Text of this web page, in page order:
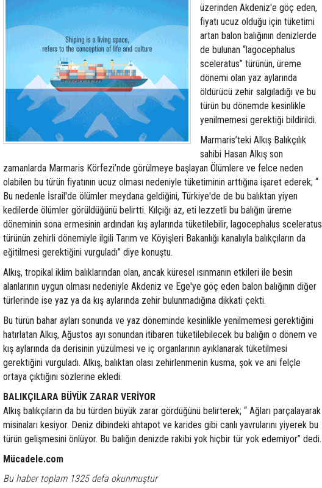
üzerinden Akdeniz'e göç eden,
fiyatı ucuz olduğu için tüketimi
artan balon balığının denizlerde
de bulunan “lagocephalus
sceleratus” türünün, üreme
dönemi olan yaz aylarında
öldürücü zehir salgıladığı ve bu
türün bu dönemde kesinlikle
yenilmemesi gerektiği bildirildi.
Marmaris’teki Alkış Balıkçılık
sahibi Hasan Alkış son
zamanlarda Marmaris Körfezi’nde görülmeye başlayan Ölümlere ve felce neden
olabilen bu türün fiyatının ucuz olması nedeniyle tüketiminin arttığına işaret ederek; “
Bu nedenle İsrail'de ölümler meydana geldiğini, Türkiye'de de bu balıktan yiyen
kedilerde ölümler görüldüğünü belirtti. Kılçığı az, eti lezzetli bu balığın üreme
döneminin sona ermesinin ardından kış aylarında tüketilebilir, lagocephalus sceleratus
türünün zehirli dönemiyle ilgili Tarım ve Köyişleri Bakanlığı kanalıyla balıkçıların da
eğitilmesi gerektiğini vurguladı” diye konuştu.
Alkış, tropikal iklim balıklarından olan, ancak küresel ısınmanın etkileri ile besin
alanlarının uygun olması nedeniyle Akdeniz ve Ege'ye göç eden balon balığının diğer
türlerinde ise yaz ya da kış aylarında zehir bulunmadığına dikkati çekti.
Bu türün bahar ayları sonunda ve yaz döneminde kesinlikle yenilmemesi gerektiğini
hatırlatan Alkış, Ağustos ayı sonundan itibaren tüketilebilecek bu balığın o dönem ve
kış aylarında da derisinin yüzülmesi ve iç organlarının ayıklanarak tüketilmesi
gerektiğini vurguladı. Alkış, balıktan olası zehirlenmenin kusma, şok ve ani felçle
ortaya çıktığını sözlerine ekledi.
BALIKÇILARA BÜYÜK ZARAR VERİYOR
Alkış balıkçıların da bu türden büyük zarar gördüğünü belirterek; “ Ağları parçalayarak
misinaları kesiyor. Deniz dibindeki ahtapot ve karides gibi canlı yavrularını yiyerek bu
türün gelişmesini önlüyor. Bu balığın denizde rakibi yok hiçbir tür yok edemiyor” dedi.
Mücadele.com
Bu haber toplam 1325 defa okunmuştur